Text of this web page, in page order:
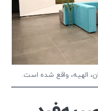
الهیه، واقع شده است.